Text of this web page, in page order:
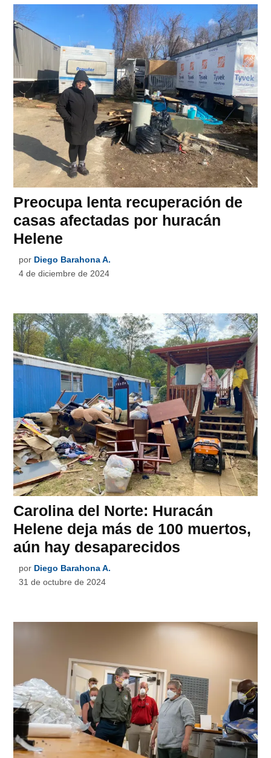
Preocupa lenta recuperación de
casas afectadas por huracán
Helene
por Diego Barahona A.
4 de diciembre de 2024
Carolina del Norte: Huracán
Helene deja más de 100 muertos,
aún hay desaparecidos
por Diego Barahona A.
31 de octubre de 2024